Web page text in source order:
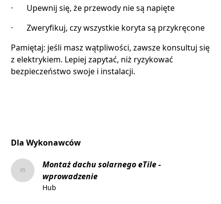
Dla Wykonawców
Montaż dachu solarnego eTile -
wprowadzenie
Hub
· Upewnij się, że przewody nie są napięte
· Zweryfikuj, czy wszystkie koryta są przykręcone
Pamiętaj: jeśli masz wątpliwości, zawsze konsultuj się
z elektrykiem. Lepiej zapytać, niż ryzykować
bezpieczeństwo swoje i instalacji.